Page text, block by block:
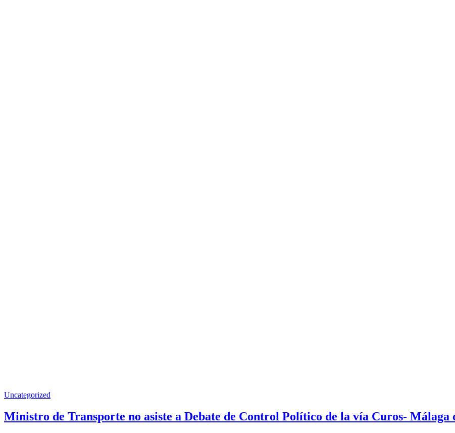
Uncategorized
Ministro de Transporte no asiste a Debate de Control Político de la vía Curos-